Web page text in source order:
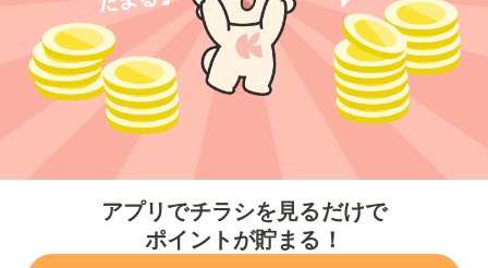
アプリでチラシを見るだけで
ポイントが貯まる！